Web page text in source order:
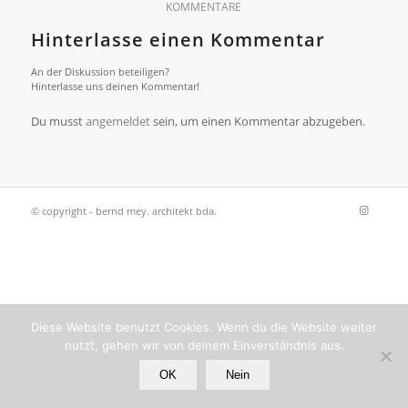
KOMMENTARE
Hinterlasse einen Kommentar
An der Diskussion beteiligen?
Hinterlasse uns deinen Kommentar!
Du musstangemeldetsein, um einen Kommentar abzugeben.
© copyright - bernd mey. architekt bda.
Diese Website benutzt Cookies. Wenn du die Website weiter
nutzt, gehen wir von deinem Einverständnis aus.
OK Nein